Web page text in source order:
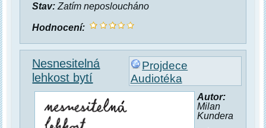
Stav: Zatím neposloucháno
Hodnocení:
Projdece
Audiotéka
Nesnesitelná
lehkost bytí
Autor:
Milan
Kundera